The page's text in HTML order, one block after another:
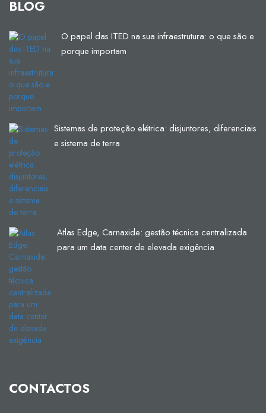
BLOG
O papel das ITED na sua infraestrutura: o que são e
porque importam
Sistemas de proteção elétrica: disjuntores, diferenciais
e sistema de terra
Atlas Edge, Carnaxide: gestão técnica centralizada
para um data center de elevada exigência
CONTACTOS